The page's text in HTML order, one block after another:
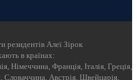
резидентів Алеї Зірок
в країнах:
Німеччина, Франція, Італія, Греція,
Словаччина, Австрія, Швейцарія,